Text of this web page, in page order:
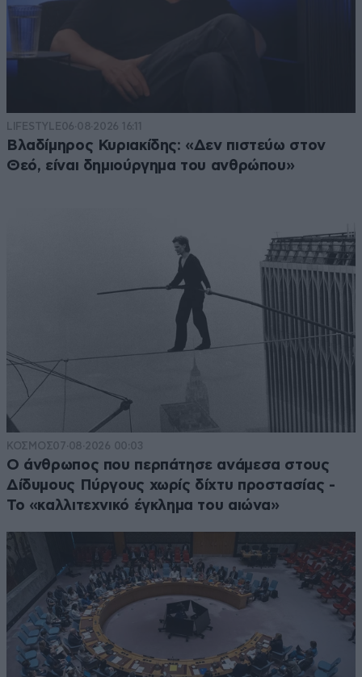
LIFESTYLE06·08·2026 16:11
Βλαδίμηρος Κυριακίδης: «Δεν πιστεύω στον
Θεό, είναι δημιούργημα του ανθρώπου»
ΚΟΣΜΟΣ07·08·2026 00:03
Ο άνθρωπος που περπάτησε ανάμεσα στους
Δίδυμους Πύργους χωρίς δίχτυ προστασίας -
Το «καλλιτεχνικό έγκλημα του αιώνα»